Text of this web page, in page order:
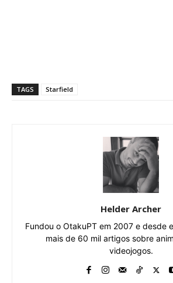
TAGS Starfield
Helder Archer
Fundou o OtakuPT em 2007 e desde
mais de 60 mil artigos sobre
videojogos.